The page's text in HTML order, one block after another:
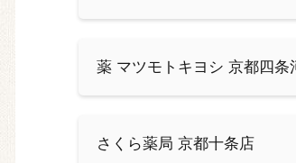
薬 マツモトキヨシ 京都四条
さくら薬局 京都十条店